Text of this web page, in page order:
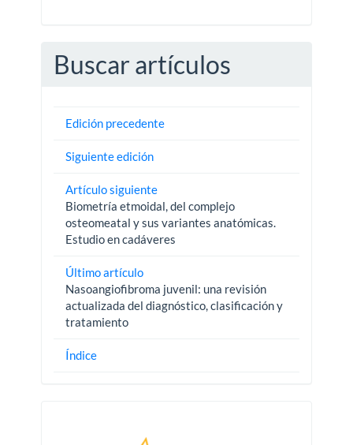
Buscar artículos
Edición precedente
Siguiente edición
Artículo siguiente
Biometría etmoidal, del complejo
osteomeatal y sus variantes anatómicas.
Estudio en cadáveres
Último artículo
Nasoangiofibroma juvenil: una revisión
actualizada del diagnóstico, clasificación y
tratamiento
Índice